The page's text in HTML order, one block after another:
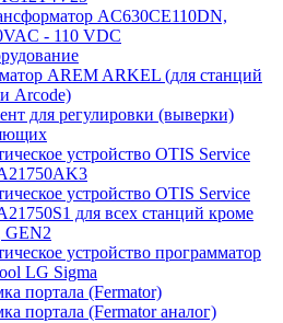
AC630CE110DN,
- 110 VDC
AREM ARKEL (для станций
Arcode)
для регулировки (выверки)
устройство OTIS Service
устройство OTIS Service
для всех станций кроме
GEN2
устройство программатор
LG Sigma
портала (Fermator)
портала (Fermator аналог)